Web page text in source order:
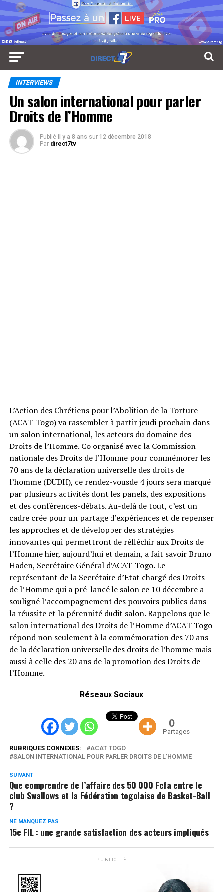
INTERVIEWS
Un salon international pour parler
Droits de l’Homme
Publié il y a 8 ans sur 12 décembre 2018
Par direct7tv
L’Action des Chrétiens pour l’Abolition de la Torture
(ACAT-Togo) va rassembler à partir jeudi prochain dans
un salon international, les acteurs du domaine des
Droits de l’Homme. Co organisé avec la Commission
nationale des Droits de l’Homme pour commémorer les
70 ans de la déclaration universelle des droits de
l’homme (DUDH), ce rendez-vousde 4 jours sera marqué
par plusieurs activités dont les panels, des expositions
et des conférences-débats. Au-delà de tout, c’est un
cadre crée pour un partage d’expériences et de repenser
les approches et de développer des stratégies
innovantes qui permettront de réfléchir aux Droits de
l’Homme hier, aujourd’hui et demain, a fait savoir Bruno
Haden, Secrétaire Général d’ACAT-Togo. Le
représentant de la Secrétaire d’Etat chargé des Droits
de l’Homme qui a pré-lancé le salon ce 10 décembre a
souligné l’accompagnement des pouvoirs publics dans
la réussite et la pérennité dudit salon. Rappelons que le
salon international des Droits de l’Homme d’ACAT Togo
répond non seulement à la commémoration des 70 ans
de la déclaration universelle des droits de l’homme mais
aussi à celle des 20 ans de la promotion des Droits de
l’Homme.
Réseaux Sociaux
0
Partages
RUBRIQUES CONNEXES:
ACAT TOGO
SALON INTERNATIONAL POUR PARLER DROITS DE L’HOMME
SUIVANT
Que comprendre de l’affaire des 50 000 Fcfa entre le
club Swallows et la Fédération togolaise de Basket-Ball
?
NE MANQUEZ PAS
15e FIL : une grande satisfaction des acteurs impliqués
PUBLICITÉ